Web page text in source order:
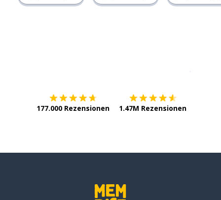
177.000 Rezensionen 1.47M Rezensionen